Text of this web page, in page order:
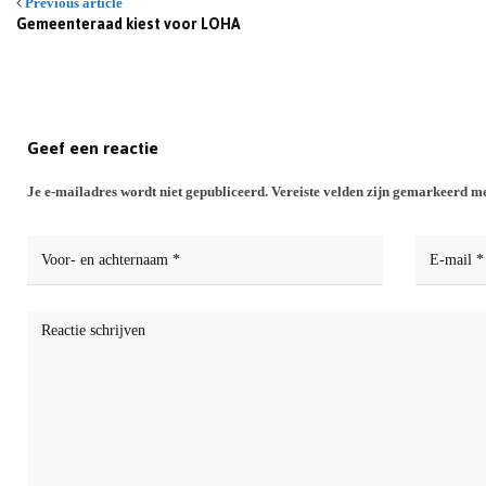
Gemeenteraad kiest voor LOHA
Geef een reactie
Je e-mailadres wordt niet gepubliceerd. Vereiste velden zijn gemarkeerd